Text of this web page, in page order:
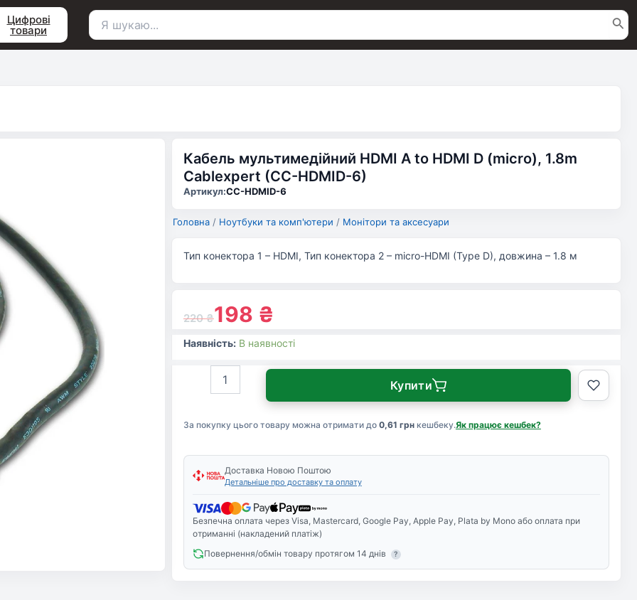
Цифрові
товари
Пошук
Кабель мультимедійний HDMI A to HDMI D (micro), 1.8m
Cablexpert (CC-HDMID-6)
Артикул:CC-HDMID-6
Головна / Ноутбуки та комп'ютери / Монітори та аксесуари
220₴198 ₴
Тип конектора 1 – HDMI, Тип конектора 2 – micro-HDMI (Type D), довжина – 1.8 м
Наявність: В наявності
За покупку цього товару можна отримати до 0,61 грнкешбеку.Як працює кешбек?
мультимедійний
to
D
(micro),
1.8m
Cablexpert
(CC-
HDMID-
кількість
Купити
Доставка Новою Поштою
Детальніше про доставку та оплату
Безпечна оплата через Visa, Mastercard, Google Pay, Apple Pay, Plata by Mono або оплата при
отриманні (накладений платіж)
Повернення/обмін товару протягом 14 днів
?